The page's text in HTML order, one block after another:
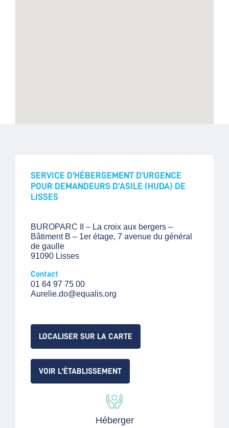
SERVICE D’HÉBERGEMENT D’URGENCE
POUR DEMANDEURS D’ASILE (HUDA) DE
LISSES
BUROPARC II – La croix aux bergers –
Bâtiment B – 1er étage, 7 avenue du général
de gaulle
91090 Lisses
Contact
01 64 97 75 00
Aurelie.do@equalis.org
LOCALISER SUR LA CARTE
VOIR L'ÉTABLISSEMENT
Héberger